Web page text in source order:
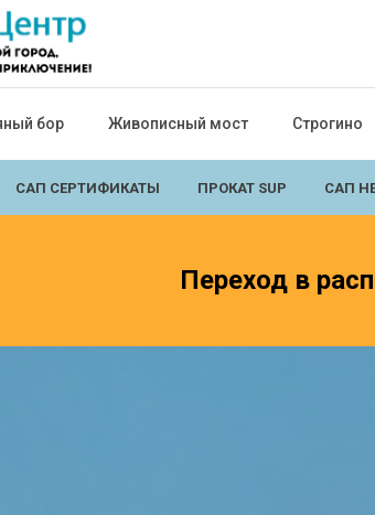
бор Живописный мост Строгино
САП СЕРТИФИКАТЫ ПРОКАТ SUP САП
Переход в